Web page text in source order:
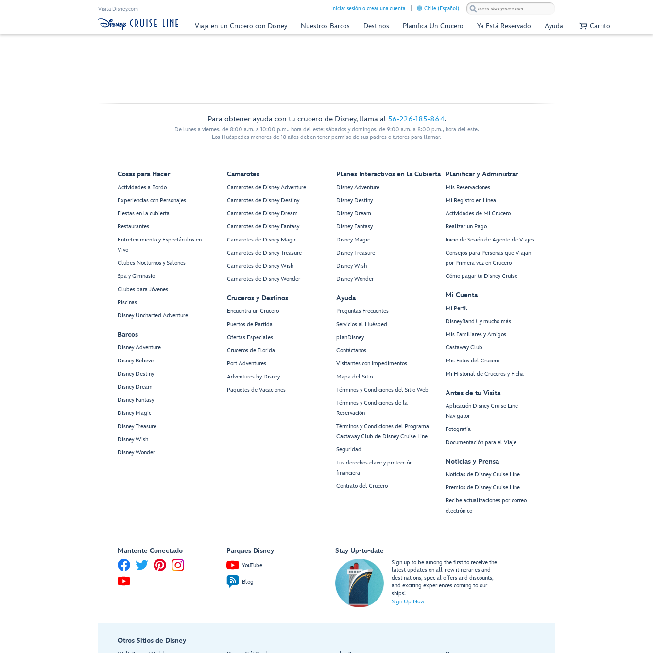
Visita Disney.com Iniciar sesión o crear una cuenta Chile (Español)
Viaja en un Crucero con Disney Nuestros Barcos Destinos Planifica Un Crucero Ya Está Reservado Ayuda Carrito
Para obtener ayuda con tu crucero de Disney, llama al 56-226-185-864.
De lunes a viernes, de 8:00 a.m. a 10:00 p.m., hora del este; sábados y domingos, de 9:00 a.m. a 8:00 p.m., hora del este.
Los Huéspedes menores de 18 años deben tener permiso de sus padres o tutores para llamar.
Cosas para Hacer
Actividades a Bordo
Experiencias con Personajes
Fiestas en la cubierta
Restaurantes
Entretenimiento y Espectáculos en
Vivo
Clubes Nocturnos y Salones
Spa y Gimnasio
Clubes para Jóvenes
Piscinas
Disney Uncharted Adventure
Barcos
Disney Adventure
Disney Believe
Disney Destiny
Disney Dream
Disney Fantasy
Disney Magic
Disney Treasure
Disney Wish
Disney Wonder
Camarotes
Camarotes de Disney Adventure
Camarotes de Disney Destiny
Camarotes de Disney Dream
Camarotes de Disney Fantasy
Camarotes de Disney Magic
Camarotes de Disney Treasure
Camarotes de Disney Wish
Camarotes de Disney Wonder
Cruceros y Destinos
Encuentra un Crucero
Puertos de Partida
Ofertas Especiales
Cruceros de Florida
Port Adventures
Adventures by Disney
Paquetes de Vacaciones
Planes Interactivos en la Cubierta
Disney Adventure
Disney Destiny
Disney Dream
Disney Fantasy
Disney Magic
Disney Treasure
Disney Wish
Disney Wonder
Ayuda
Preguntas Frecuentes
Servicios al Huésped
planDisney
Contáctanos
Visitantes con Impedimentos
Mapa del Sitio
Términos y Condiciones del Sitio Web
Términos y Condiciones de la
Reservación
Términos y Condiciones del Programa
Castaway Club de Disney Cruise Line
Seguridad
Tus derechos clave y protección
financiera
Contrato del Crucero
Planificar y Administrar
Mis Reservaciones
Mi Registro en Línea
Actividades de Mi Crucero
Realizar un Pago
Inicio de Sesión de Agente de Viajes
Consejos para Personas que Viajan
por Primera vez en Crucero
Cómo pagar tu Disney Cruise
Mi Cuenta
Mi Perfil
DisneyBand+ y mucho más
Mis Familiares y Amigos
Castaway Club
Mis Fotos del Crucero
Mi Historial de Cruceros y Ficha
Antes de tu Visita
Aplicación Disney Cruise Line
Navigator
Fotografía
Documentación para el Viaje
Noticias y Prensa
Noticias de Disney Cruise Line
Premios de Disney Cruise Line
Recibe actualizaciones por correo
electrónico
Mantente Conectado Parques Disney
YouTube
Blog
Stay Up-to-date
Sign up to be among the first to receive the
latest updates on all-new itineraries and
destinations, special offers and discounts,
and exciting experiences coming to our
ships!
Sign Up Now
Otros Sitios de Disney